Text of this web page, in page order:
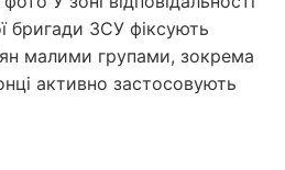
бригади ЗСУ фіксують
малими групами, зокрема
активно застосовують